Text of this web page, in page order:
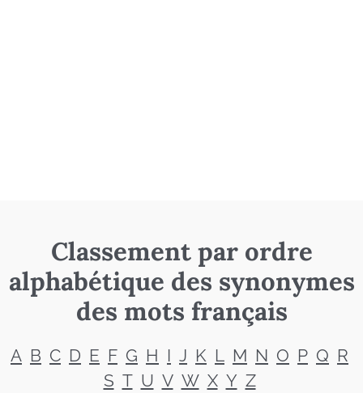
Classement par ordre
alphabétique des synonymes
des mots français
A B C D E F G H I J K L M N O P Q R
S T U V W X Y Z